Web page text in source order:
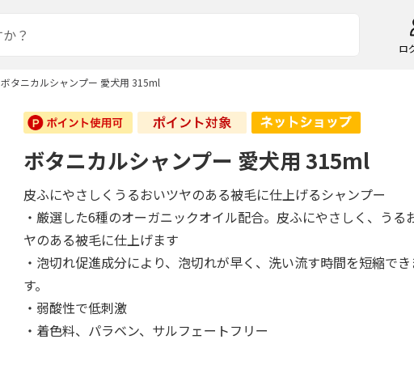
ロ
ボタニカルシャンプー 愛犬用 315ml
ボタニカルシャンプー 愛犬用 315ml
皮ふにやさしくうるおいツヤのある被毛に仕上げるシャンプー
・厳選した6種のオーガニックオイル配合。皮ふにやさしく、うる
ヤのある被毛に仕上げます
・泡切れ促進成分により、泡切れが早く、洗い流す時間を短縮でき
す。
・弱酸性で低刺激
・着色料、パラベン、サルフェートフリー